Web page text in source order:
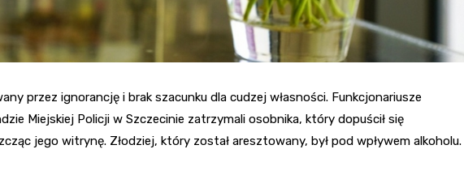
przez ignorancję i brak szacunku dla cudzej własności. Funkcjonariusze
Miejskiej Policji w Szczecinie zatrzymali osobnika, który dopuścił się
jego witrynę. Złodziej, który został aresztowany, był pod wpływem alkoholu.